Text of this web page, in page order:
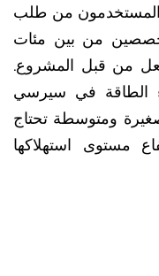
من طلب
من بين مئات
قبل المشروع.
في سيرسي
صغيرة ومتوسطة تحتاج
استهلاكها